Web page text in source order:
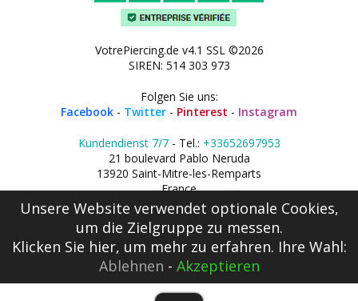
VotrePiercing.de v4.1 SSL ©2026
SIREN: 514 303 973
Folgen Sie uns:
Facebook - Twitter - Pinterest - Instagram
Kundendienst 7/7- Tel.: +33652697953
21 boulevard Pablo Neruda
13920 Saint-Mitre-les-Remparts
France
Unsere Website verwendet optionale Cookies,
um die Zielgruppe zu messen.
Klicken Sie hier, um mehr zu erfahren. Ihre Wahl:
Ablehnen - Akzeptieren